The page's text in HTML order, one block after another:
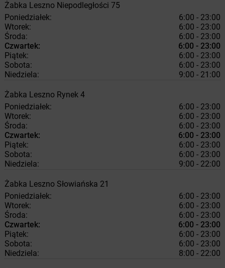
Żabka Leszno Niepodległości 75
Poniedziałek:
6:00 - 23:00
Wtorek:
6:00 - 23:00
Środa:
6:00 - 23:00
Czwartek:
6:00 - 23:00
Piątek:
6:00 - 23:00
Sobota:
6:00 - 23:00
Niedziela:
9:00 - 21:00
Żabka Leszno Rynek 4
Poniedziałek:
6:00 - 23:00
Wtorek:
6:00 - 23:00
Środa:
6:00 - 23:00
Czwartek:
6:00 - 23:00
Piątek:
6:00 - 23:00
Sobota:
6:00 - 23:00
Niedziela:
9:00 - 22:00
Żabka Leszno Słowiańska 21
Poniedziałek:
6:00 - 23:00
Wtorek:
6:00 - 23:00
Środa:
6:00 - 23:00
Czwartek:
6:00 - 23:00
Piątek:
6:00 - 23:00
Sobota:
6:00 - 23:00
Niedziela:
8:00 - 22:00